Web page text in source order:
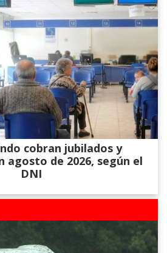
cobran jubilados y
agosto de 2026, según el
DNI